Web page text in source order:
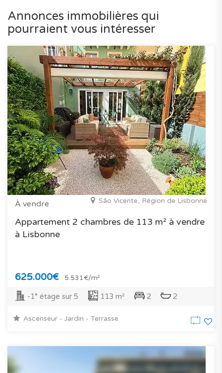
Annonces immobilières qui
pourraient vous intéresser
À vendre São Vicente, Région de Lisbonne
Appartement 2 chambres de 113 m² à vendre
à Lisbonne
625.000€ 5.531€/m²
-1° étage sur 5 113 m² 2 2
Ascenseur - Jardin - Terrasse